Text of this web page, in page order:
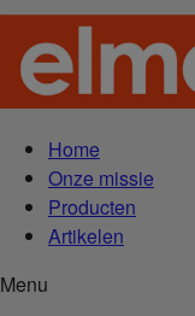
Home
Onze missie
Producten
Artikelen
Menu